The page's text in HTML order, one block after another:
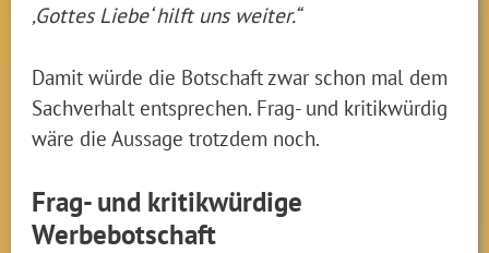
‚Gottes Liebe‘ hilft uns weiter.“
Damit würde die Botschaft zwar schon mal dem
Sachverhalt entsprechen. Frag- und kritikwürdig
wäre die Aussage trotzdem noch.
Frag- und kritikwürdige
Werbebotschaft